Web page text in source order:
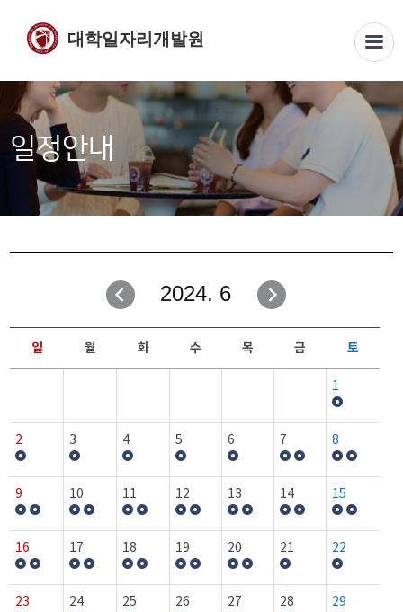
대학일자리개발원
일정안내
2024. 6
일 월 화 수 목 금 토
1
2 3 4 5 6 7 8
9 10 11 12 13 14 15
16 17 18 19 20 21 22
23 24 25 26 27 28 29